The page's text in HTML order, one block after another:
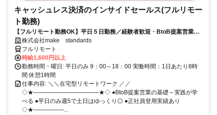
キャッシュレス決済のインサイドセールス(フルリモー
ト勤務)
【フルリモート勤務OK】平日５日勤務／経験者歓迎・BtoB提案営業で
スキルアップ
株式会社make standards
フルリモート
時給1,600円以上
勤務時間・曜日: 平日のみ 9：00～18：00 実働時間：1日あたり8時
間 休憩1時間
仕事内容: ＼＼在宅型リモートワーク ／／
◇★───────────────★◇ ●BtoB提案営業の基礎～実践が学
べる ●平日のみ週5で土日はゆっくり◎ ●正社員登用実績あり
◇★───────...